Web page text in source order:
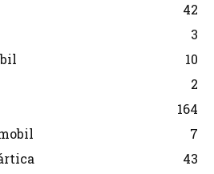
42
3
10
2
164
7
43